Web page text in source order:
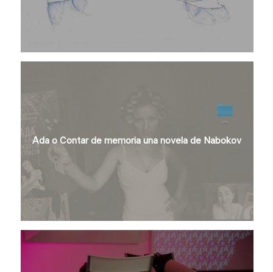
Ada o Contar de memoria una novela de Nabokov